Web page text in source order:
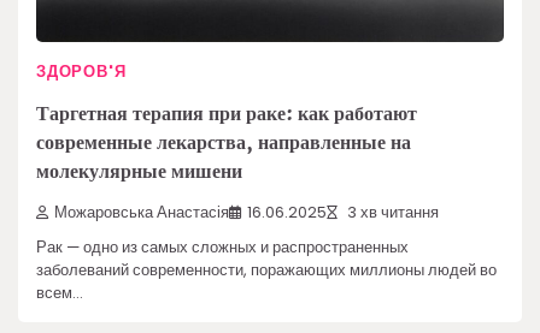
ЗДОРОВ'Я
Таргетная терапия при раке: как работают
современные лекарства, направленные на
молекулярные мишени
Можаровська Анастасія 16.06.2025 3 хв читання
Рак — одно из самых сложных и распространенных
заболеваний современности, поражающих миллионы людей во
всем…